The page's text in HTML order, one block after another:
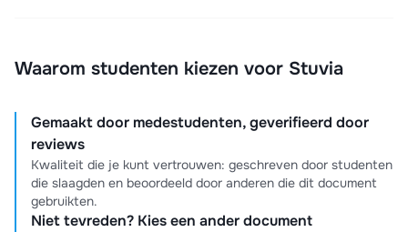
Waarom studenten kiezen voor Stuvia
Gemaakt door medestudenten, geverifieerd door
reviews
Kwaliteit die je kunt vertrouwen: geschreven door studenten
die slaagden en beoordeeld door anderen die dit document
gebruikten.
Niet tevreden? Kies een ander document